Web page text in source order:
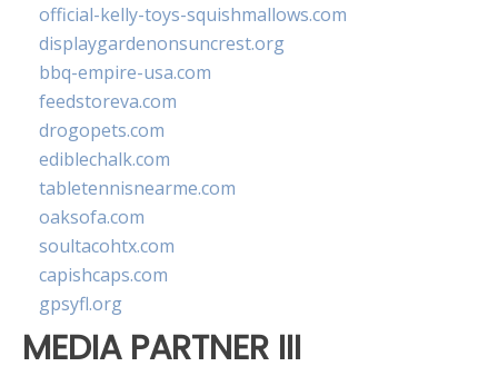
official-kelly-toys-squishmallows.com
displaygardenonsuncrest.org
bbq-empire-usa.com
feedstoreva.com
drogopets.com
ediblechalk.com
tabletennisnearme.com
oaksofa.com
soultacohtx.com
capishcaps.com
gpsyfl.org
MEDIA PARTNER III